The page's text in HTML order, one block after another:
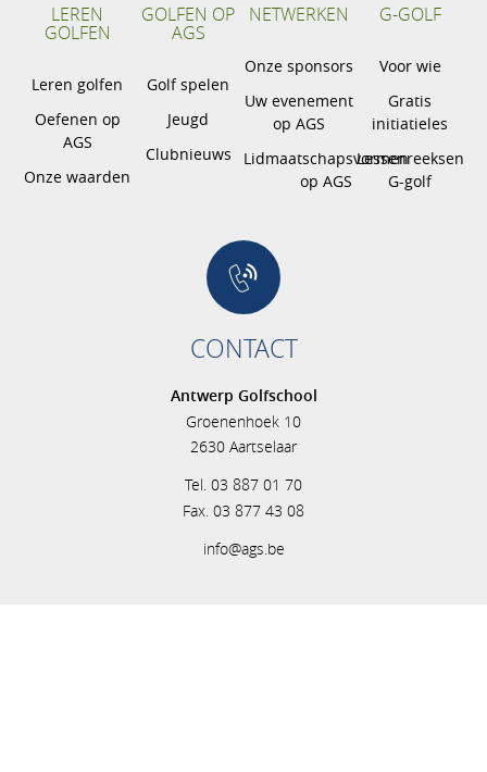
LEREN
GOLFEN
Leren golfen
Oefenen op
AGS
Onze waarden
GOLFEN OP
AGS
Golf spelen
Jeugd
Clubnieuws
NETWERKEN
Onze sponsors
Uw evenement
op AGS
Lidmaatschapsvormen
op AGS
G-GOLF
Voor wie
Gratis
initiatieles
Lessenreeksen
G-golf
CONTACT
Antwerp Golfschool
Groenenhoek 10
2630 Aartselaar
Tel. 03 887 01 70
Fax. 03 877 43 08
info@ags.be